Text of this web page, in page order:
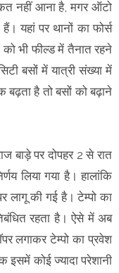
नहीं आना है, मगर ऑटो
यहां पर थानों का फोर्स
को भी फील्ड में तैनात रहने
बसों में यात्री संख्या में
है तो बसों को बढ़ाने
बाड़े पर दोपहर 2 से रात
लिया गया है। हालांकि
लागू की गई है। टेम्पो का
रहता है। ऐसे में अब
लगाकर टेम्पो का प्रवेश
इसमें कोई ज्यादा परेशानी